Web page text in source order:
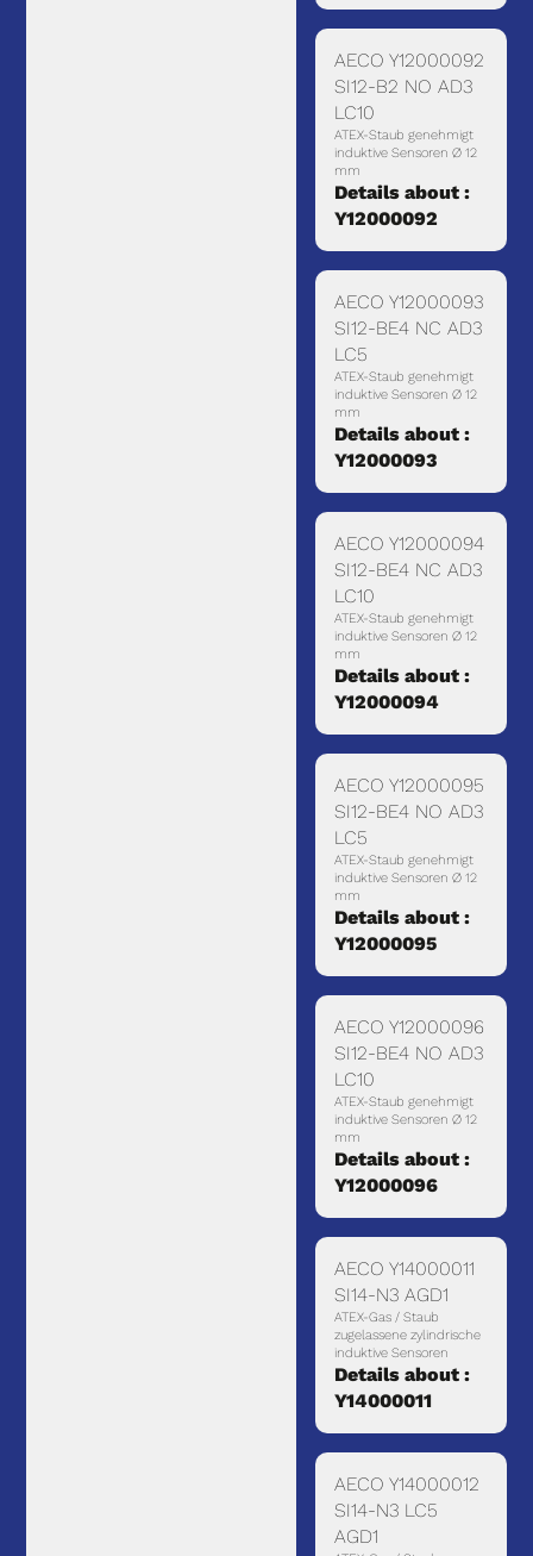
AECO Y12000092
SI12-B2 NO AD3
LC10
ATEX-Staub genehmigt
induktive Sensoren Ø 12
mm
Details about :
Y12000092
AECO Y12000093
SI12-BE4 NC AD3
LC5
ATEX-Staub genehmigt
induktive Sensoren Ø 12
mm
Details about :
Y12000093
AECO Y12000094
SI12-BE4 NC AD3
LC10
ATEX-Staub genehmigt
induktive Sensoren Ø 12
mm
Details about :
Y12000094
AECO Y12000095
SI12-BE4 NO AD3
LC5
ATEX-Staub genehmigt
induktive Sensoren Ø 12
mm
Details about :
Y12000095
AECO Y12000096
SI12-BE4 NO AD3
LC10
ATEX-Staub genehmigt
induktive Sensoren Ø 12
mm
Details about :
Y12000096
AECO Y14000011
SI14-N3 AGD1
ATEX-Gas / Staub
zugelassene zylindrische
induktive Sensoren
Details about :
Y14000011
AECO Y14000012
SI14-N3 LC5
AGD1